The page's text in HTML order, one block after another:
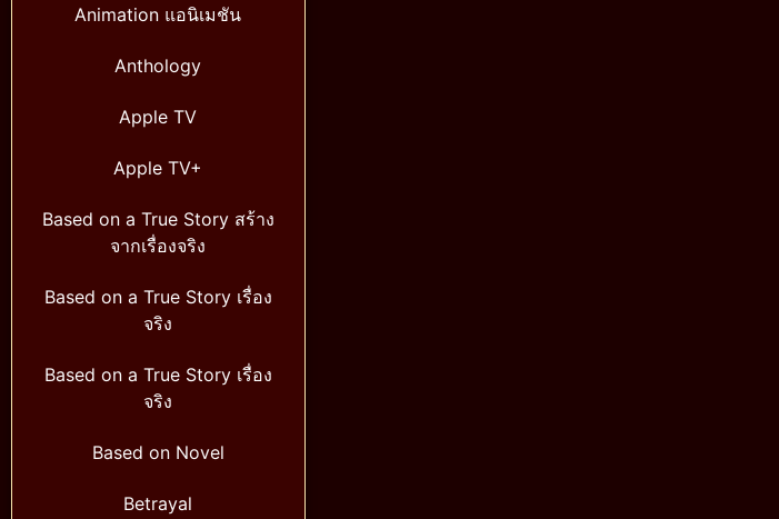
Animation แอนิเมชัน
Anthology
Apple TV
Apple TV+
Based on a True Story สร้าง
จากเรื่องจริง
Based on a True Story เรื่อง
จริง
Based on a True Story เรื่อง
จริง
Based on Novel
Betrayal